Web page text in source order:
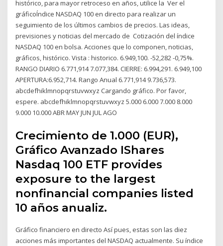
histórico, para mayor retroceso en años, utilice la Ver el
gráficoÍndice NASDAQ 100 en directo para realizar un
seguimiento de los últimos cambios de precios. Las ideas,
previsiones y noticias del mercado de Cotización del índice
NASDAQ 100 en bolsa. Acciones que lo componen, noticias,
gráficos, histórico. Vista : historico. 6.949,100. -52,282 -0,75%.
RANGO DIARIO 6.771,914 7.077,384. CIERRE: 6.994,291. 6.949,100
APERTURA:6.952,714. Rango Anual 6.771,914 9.736,573.
abcdefhiklmnopqrstuvwxyz Cargando gráfico. Por favor,
espere. abcdefhiklmnopqrstuvwxyz 5.000 6.000 7.000 8.000
9.000 10.000 ABR MAY JUN JUL AGO
Crecimiento de 1.000 (EUR),
Gráfico Avanzado IShares
Nasdaq 100 ETF provides
exposure to the largest
nonfinancial companies listed
10 años anualiz.
Gráfico financiero en directo Así pues, estas son las diez
acciones más importantes del NASDAQ actualmente. Su índice